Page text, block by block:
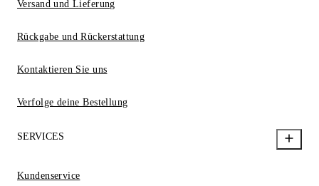
Versand und Lieferung
Rückgabe und Rückerstattung
Kontaktieren Sie uns
Verfolge deine Bestellung
SERVICES
Kundenservice